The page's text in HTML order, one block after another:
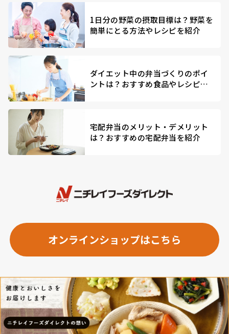
1日分の野菜の摂取目標は？野菜を
簡単にとる方法やレシピを紹介
ダイエット中の弁当づくりのポイ
ントは？おすすめ食品やレシピを
宅配弁当のメリット・デメリット
は？おすすめの宅配弁当を紹介
オンラインショップはこちら